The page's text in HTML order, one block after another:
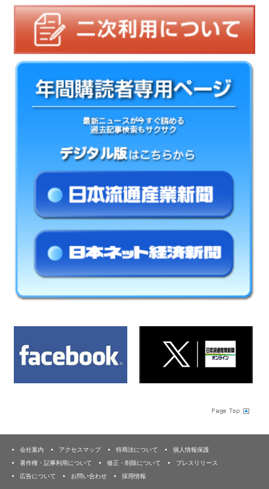
会社案内 アクセスマップ 特商法について
個人情報保護
著作権・記事利用について
修正・削除について
プレスリリース
広告について
お問い合わせ 採用情報